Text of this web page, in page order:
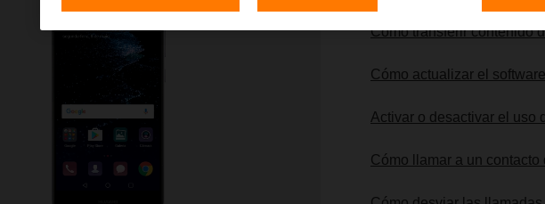
Cómo transferir contenido
Cómo actualizar el
Activar o desactivar el uso
Cómo llamar a un contacto